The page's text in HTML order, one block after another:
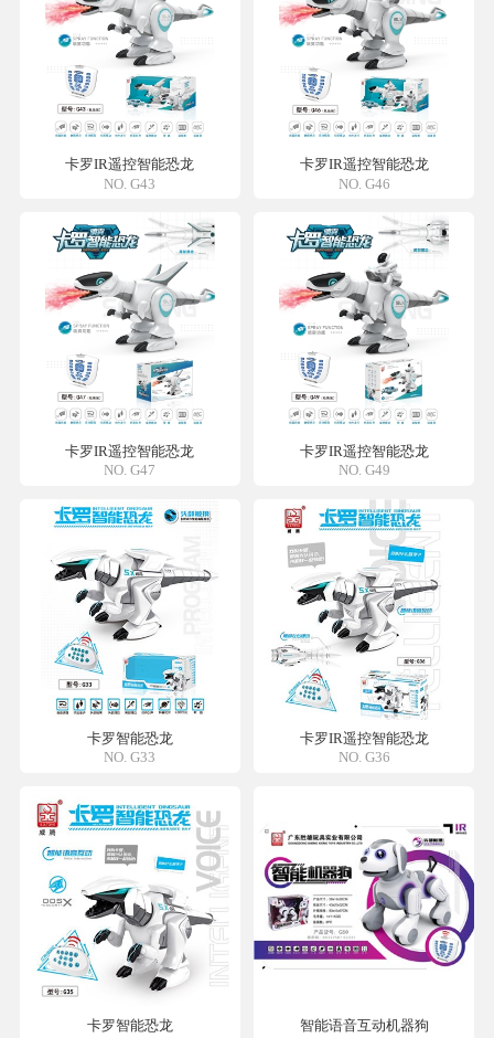
卡罗IR遥控智能恐龙
NO. G43
卡罗IR遥控智能恐龙
NO. G46
卡罗IR遥控智能恐龙
NO. G47
卡罗IR遥控智能恐龙
NO. G49
卡罗智能恐龙
NO. G33
卡罗IR遥控智能恐龙
NO. G36
卡罗智能恐龙
智能语音互动机器狗